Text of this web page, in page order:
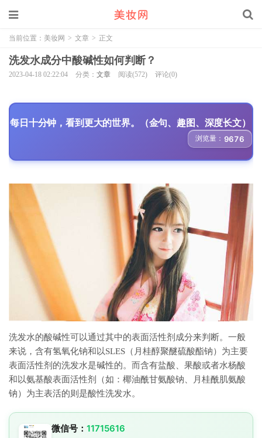
当前位置： 美妆网 > 文章 > 正文
洗发水成分中酸碱性如何判断？
2023-04-18 02:22:04 分类： 文章 阅读(572) 评论(0)
每日十分钟，看到更大的世界。（金句、趣图、深度长文）
浏览量： 9676
洗发水的酸碱性可以通过其中的表面活性剂成分来判断。一般
来说，含有氢氧化钠和以SLES（月桂醇聚醚硫酸酯钠）为主要
表面活性剂的洗发水是碱性的。而含有盐酸、果酸或者水杨酸
和以氨基酸表面活性剂（如：椰油酰甘氨酸钠、月桂酰肌氨酸
钠）为主表活的则是酸性洗发水。
微信号： 11715616